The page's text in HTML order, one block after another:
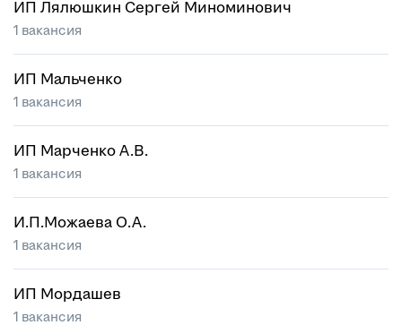
ИП Лялюшкин Сергей Миноминович
1 вакансия
ИП Мальченко
1 вакансия
ИП Марченко А.В.
1 вакансия
И.П.Можаева О.А.
1 вакансия
ИП Мордашев
1 вакансия